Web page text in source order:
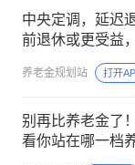
中央定调，延迟
前退休或更受益
养老金规划站 打开
别再比养老金了
看你站在哪一档